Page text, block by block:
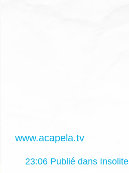
www.acapela.tv
23:06 Publié dans Insolite